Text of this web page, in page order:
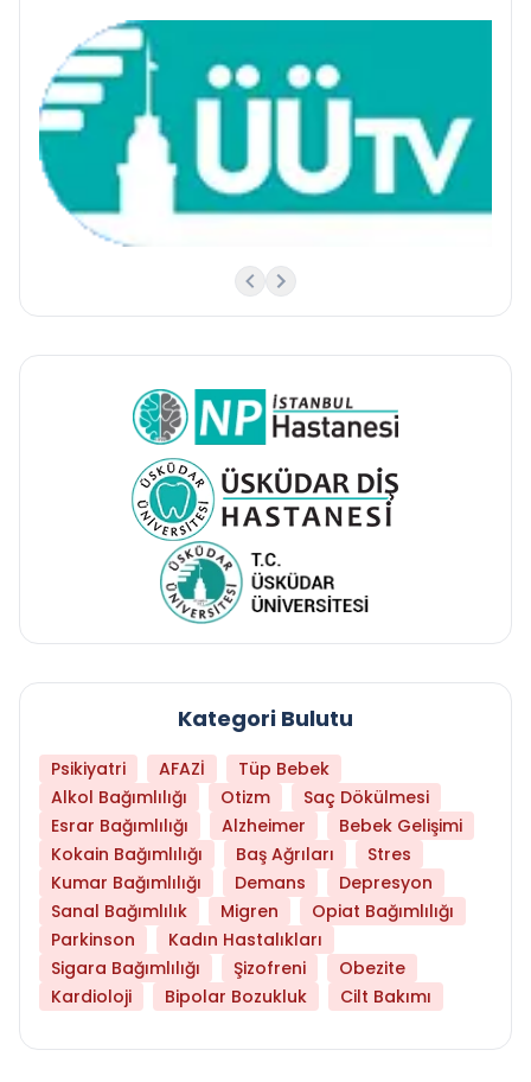
Kategori Bulutu
Psikiyatri AFAZİ
Tüp Bebek
Alkol Bağımlılığı
Otizm
Saç Dökülmesi
Esrar Bağımlılığı
Alzheimer
Bebek Gelişimi
Kokain Bağımlılığı
Baş Ağrıları
Stres
Kumar Bağımlılığı
Demans
Depresyon
Sanal Bağımlılık
Migren
Opiat Bağımlılığı
Parkinson
Kadın Hastalıkları
Sigara Bağımlılığı
Şizofreni
Obezite
Kardioloji
Bipolar Bozukluk Cilt Bakımı